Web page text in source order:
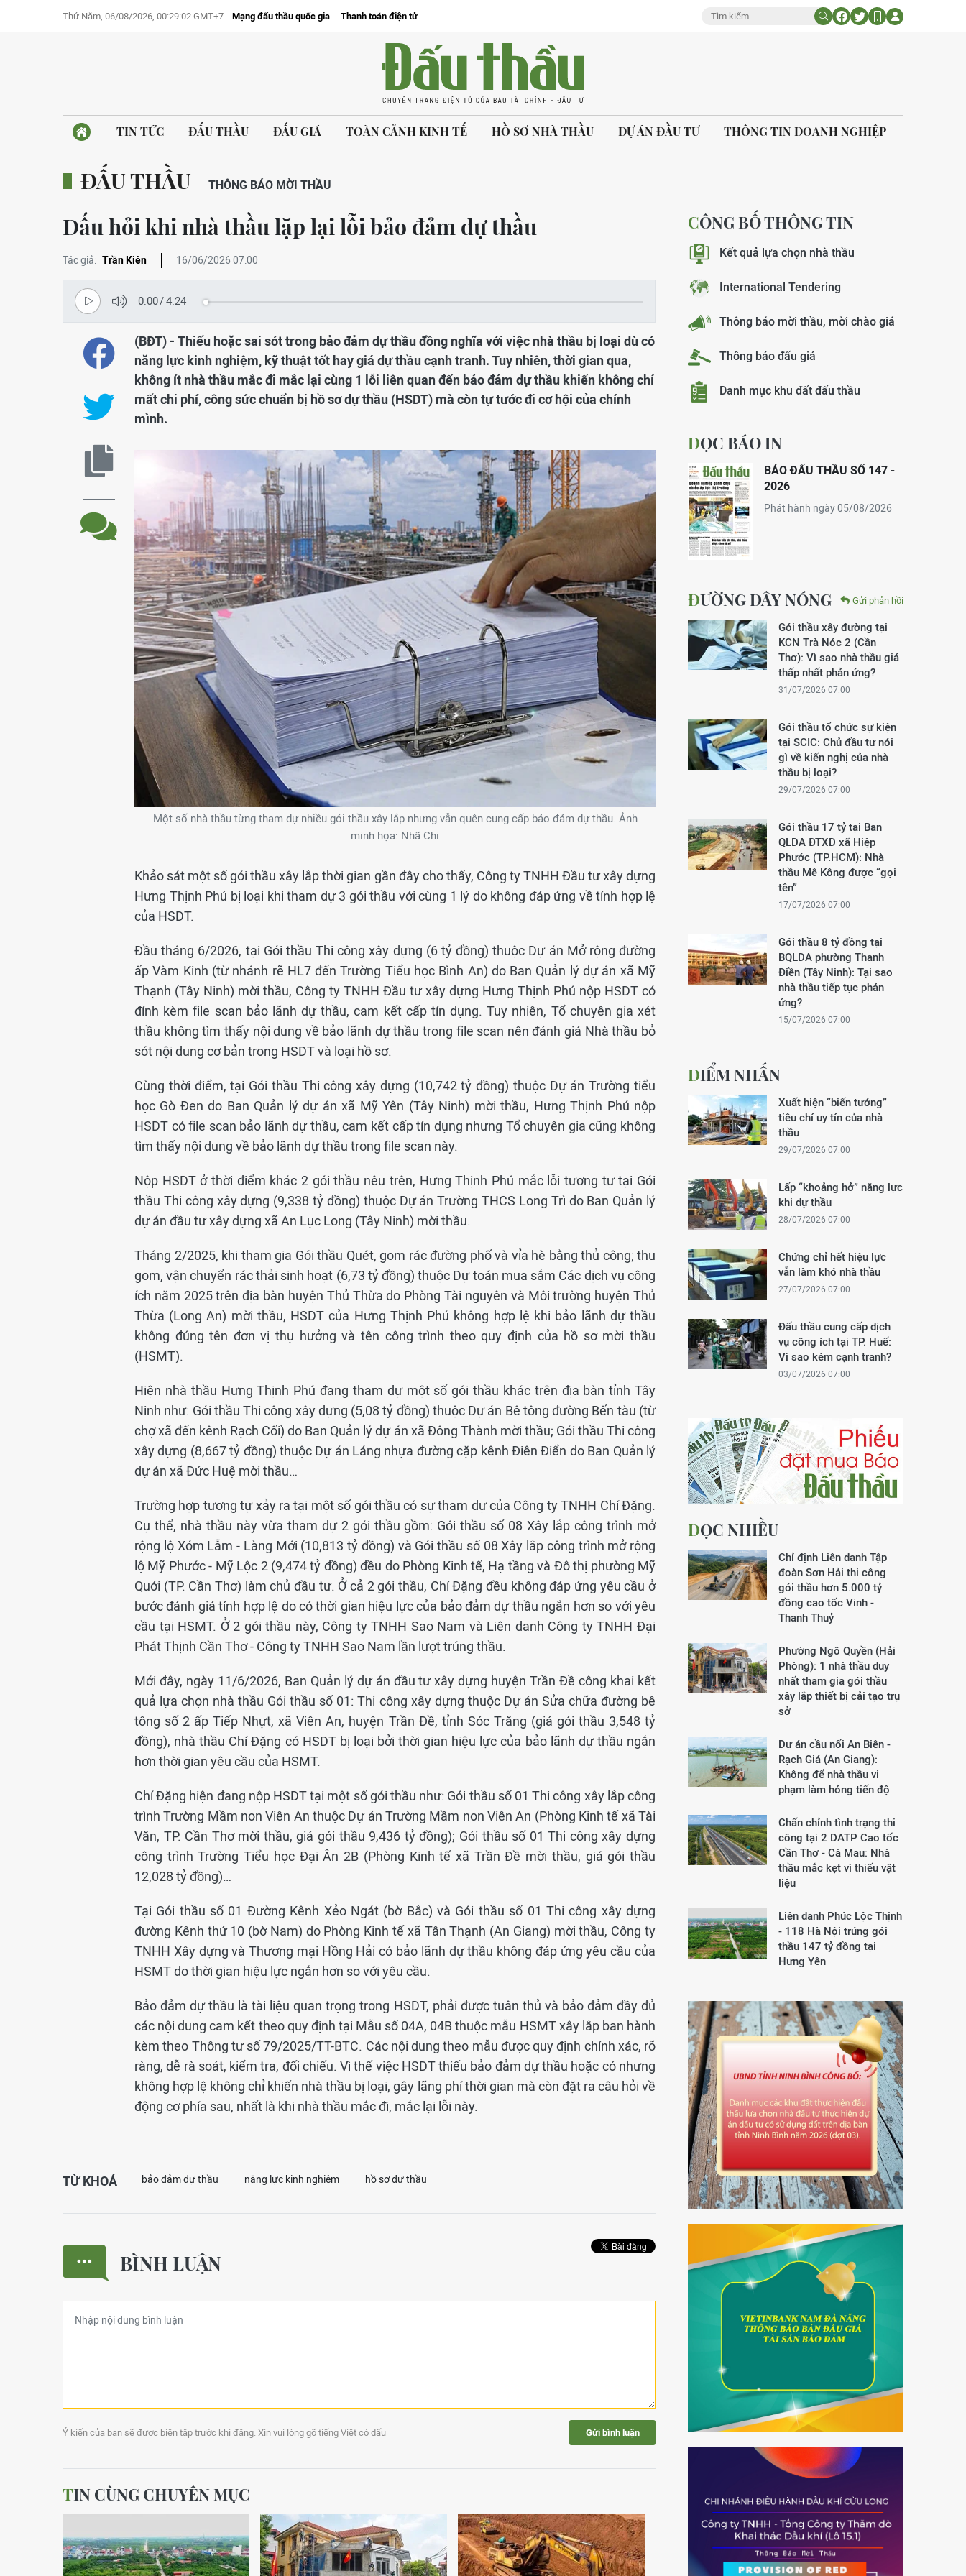
Thứ Năm, 06/08/2026, 00:29:02 GMT+7 Mạng đấu thầu quốc gia Thanh toán điện tử
TIN TỨC ĐẤU THẦU ĐẤU GIÁ TOÀN CẢNH KINH TẾ HỒ SƠ NHÀ THẦU DỰ ÁN ĐẦU TƯ THÔNG TIN DOANH NGHIỆP
ĐẤU THẦU THÔNG BÁO MỜI THẦU
Dấu hỏi khi nhà thầu lặp lại lỗi bảo đảm dự thầu
Tác giả: Trần Kiên 16/06/2026 07:00
0:00/4:24
(BĐT) - Thiếu hoặc sai sót trong bảo đảm dự thầu đồng nghĩa với việc nhà thầu bị loại dù có
năng lực kinh nghiệm, kỹ thuật tốt hay giá dự thầu cạnh tranh. Tuy nhiên, thời gian qua,
không ít nhà thầu mắc đi mắc lại cùng 1 lỗi liên quan đến bảo đảm dự thầu khiến không chỉ
mất chi phí, công sức chuẩn bị hồ sơ dự thầu (HSDT) mà còn tự tước đi cơ hội của chính
mình.
Một số nhà thầu từng tham dự nhiều gói thầu xây lắp nhưng vẫn quên cung cấp bảo đảm dự thầu. Ảnh
minh họa: Nhã Chi
Khảo sát một số gói thầu xây lắp thời gian gần đây cho thấy, Công ty TNHH Đầu tư xây dựng
Hưng Thịnh Phú bị loại khi tham dự 3 gói thầu với cùng 1 lý do không đáp ứng về tính hợp lệ
của HSDT.
Đầu tháng 6/2026, tại Gói thầu Thi công xây dựng (6 tỷ đồng) thuộc Dự án Mở rộng đường
ấp Vàm Kinh (từ nhánh rẽ HL7 đến Trường Tiểu học Bình An) do Ban Quản lý dự án xã Mỹ
Thạnh (Tây Ninh) mời thầu, Công ty TNHH Đầu tư xây dựng Hưng Thịnh Phú nộp HSDT có
đính kèm file scan bảo lãnh dự thầu, cam kết cấp tín dụng. Tuy nhiên, Tổ chuyên gia xét
thầu không tìm thấy nội dung về bảo lãnh dự thầu trong file scan nên đánh giá Nhà thầu bỏ
sót nội dung cơ bản trong HSDT và loại hồ sơ.
Cùng thời điểm, tại Gói thầu Thi công xây dựng (10,742 tỷ đồng) thuộc Dự án Trường tiểu
học Gò Đen do Ban Quản lý dự án xã Mỹ Yên (Tây Ninh) mời thầu, Hưng Thịnh Phú nộp
HSDT có file scan bảo lãnh dự thầu, cam kết cấp tín dụng nhưng Tổ chuyên gia cũng không
tìm thấy nội dung về bảo lãnh dự thầu trong file scan này.
Nộp HSDT ở thời điểm khác 2 gói thầu nêu trên, Hưng Thịnh Phú mắc lỗi tương tự tại Gói
thầu Thi công xây dựng (9,338 tỷ đồng) thuộc Dự án Trường THCS Long Trì do Ban Quản lý
dự án đầu tư xây dựng xã An Lục Long (Tây Ninh) mời thầu.
Tháng 2/2025, khi tham gia Gói thầu Quét, gom rác đường phố và vỉa hè bằng thủ công; thu
gom, vận chuyển rác thải sinh hoạt (6,73 tỷ đồng) thuộc Dự toán mua sắm Các dịch vụ công
ích năm 2025 trên địa bàn huyện Thủ Thừa do Phòng Tài nguyên và Môi trường huyện Thủ
Thừa (Long An) mời thầu, HSDT của Hưng Thịnh Phú không hợp lệ khi bảo lãnh dự thầu
không đúng tên đơn vị thụ hưởng và tên công trình theo quy định của hồ sơ mời thầu
(HSMT).
Hiện nhà thầu Hưng Thịnh Phú đang tham dự một số gói thầu khác trên địa bàn tỉnh Tây
Ninh như: Gói thầu Thi công xây dựng (5,08 tỷ đồng) thuộc Dự án Bê tông đường Bến tàu (từ
chợ xã đến kênh Rạch Cối) do Ban Quản lý dự án xã Đông Thành mời thầu; Gói thầu Thi công
xây dựng (8,667 tỷ đồng) thuộc Dự án Láng nhựa đường cặp kênh Điên Điển do Ban Quản lý
dự án xã Đức Huệ mời thầu…
Trường hợp tương tự xảy ra tại một số gói thầu có sự tham dự của Công ty TNHH Chí Đặng.
Cụ thể, nhà thầu này vừa tham dự 2 gói thầu gồm: Gói thầu số 08 Xây lắp công trình mở
rộng lộ Xóm Lẫm - Làng Mới (10,813 tỷ đồng) và Gói thầu số 08 Xây lắp công trình mở rộng
lộ Mỹ Phước - Mỹ Lộc 2 (9,474 tỷ đồng) đều do Phòng Kinh tế, Hạ tầng và Đô thị phường Mỹ
Quới (TP. Cần Thơ) làm chủ đầu tư. Ở cả 2 gói thầu, Chí Đặng đều không đáp ứng yêu cầu ở
bước đánh giá tính hợp lệ do có thời gian hiệu lực của bảo đảm dự thầu ngắn hơn so với yêu
cầu tại HSMT. Ở 2 gói thầu này, Công ty TNHH Sao Nam và Liên danh Công ty TNHH Đại
Phát Thịnh Cần Thơ - Công ty TNHH Sao Nam lần lượt trúng thầu.
Mới đây, ngày 11/6/2026, Ban Quản lý dự án đầu tư xây dựng huyện Trần Đề công khai kết
quả lựa chọn nhà thầu Gói thầu số 01: Thi công xây dựng thuộc Dự án Sửa chữa đường bê
tông số 2 ấp Tiếp Nhựt, xã Viên An, huyện Trần Đề, tỉnh Sóc Trăng (giá gói thầu 3,548 tỷ
đồng), nhà thầu Chí Đặng có HSDT bị loại bởi thời gian hiệu lực của bảo lãnh dự thầu ngắn
hơn thời gian yêu cầu của HSMT.
Chí Đặng hiện đang nộp HSDT tại một số gói thầu như: Gói thầu số 01 Thi công xây lắp công
trình Trường Mầm non Viên An thuộc Dự án Trường Mầm non Viên An (Phòng Kinh tế xã Tài
Văn, TP. Cần Thơ mời thầu, giá gói thầu 9,436 tỷ đồng); Gói thầu số 01 Thi công xây dựng
công trình Trường Tiểu học Đại Ân 2B (Phòng Kinh tế xã Trần Đề mời thầu, giá gói thầu
12,028 tỷ đồng)…
Tại Gói thầu số 01 Đường Kênh Xẻo Ngát (bờ Bắc) và Gói thầu số 01 Thi công xây dựng
đường Kênh thứ 10 (bờ Nam) do Phòng Kinh tế xã Tân Thạnh (An Giang) mời thầu, Công ty
TNHH Xây dựng và Thương mại Hồng Hải có bảo lãnh dự thầu không đáp ứng yêu cầu của
HSMT do thời gian hiệu lực ngắn hơn so với yêu cầu.
Bảo đảm dự thầu là tài liệu quan trọng trong HSDT, phải được tuân thủ và bảo đảm đầy đủ
các nội dung cam kết theo quy định tại Mẫu số 04A, 04B thuộc mẫu HSMT xây lắp ban hành
kèm theo Thông tư số 79/2025/TT-BTC. Các nội dung theo mẫu được quy định chính xác, rõ
ràng, dễ rà soát, kiểm tra, đối chiếu. Vì thế việc HSDT thiếu bảo đảm dự thầu hoặc có nhưng
không hợp lệ không chỉ khiến nhà thầu bị loại, gây lãng phí thời gian mà còn đặt ra câu hỏi về
động cơ phía sau, nhất là khi nhà thầu mắc đi, mắc lại lỗi này.
TỪ KHOÁ bảo đảm dự thầu năng lực kinh nghiệm hồ sơ dự thầu
BÌNH LUẬN
Ý kiến của bạn sẽ được biên tập trước khi đăng. Xin vui lòng gõ tiếng Việt có dấu Gửi bình luận
TIN CÙNG CHUYÊN MỤC
CÔNG BỐ THÔNG TIN
Kết quả lựa chọn nhà thầu
International Tendering
Thông báo mời thầu, mời chào giá
Thông báo đấu giá
Danh mục khu đất đấu thầu
ĐỌC BÁO IN
BÁO ĐẤU THẦU SỐ 147 -
2026
Phát hành ngày 05/08/2026
ĐƯỜNG DÂY NÓNG Gửi phản hồi
Gói thầu xây đường tại
KCN Trà Nóc 2 (Cần
Thơ): Vì sao nhà thầu giá
thấp nhất phản ứng?
31/07/2026 07:00
Gói thầu tổ chức sự kiện
tại SCIC: Chủ đầu tư nói
gì về kiến nghị của nhà
thầu bị loại?
29/07/2026 07:00
Gói thầu 17 tỷ tại Ban
QLDA ĐTXD xã Hiệp
Phước (TP.HCM): Nhà
thầu Mê Kông được “gọi
tên”
17/07/2026 07:00
Gói thầu 8 tỷ đồng tại
BQLDA phường Thanh
Điền (Tây Ninh): Tại sao
nhà thầu tiếp tục phản
ứng?
15/07/2026 07:00
ĐIỂM NHẤN
Xuất hiện “biến tướng”
tiêu chí uy tín của nhà
thầu
29/07/2026 07:00
Lấp “khoảng hở” năng lực
khi dự thầu
28/07/2026 07:00
Chứng chỉ hết hiệu lực
vẫn làm khó nhà thầu
27/07/2026 07:00
Đấu thầu cung cấp dịch
vụ công ích tại TP. Huế:
Vì sao kém cạnh tranh?
03/07/2026 07:00
ĐỌC NHIỀU
Chỉ định Liên danh Tập
đoàn Sơn Hải thi công
gói thầu hơn 5.000 tỷ
đồng cao tốc Vinh -
Thanh Thuỷ
Phường Ngô Quyền (Hải
Phòng): 1 nhà thầu duy
nhất tham gia gói thầu
xây lắp thiết bị cải tạo trụ
sở
Dự án cầu nối An Biên -
Rạch Giá (An Giang):
Không để nhà thầu vi
phạm làm hỏng tiến độ
Chấn chỉnh tình trạng thi
công tại 2 DATP Cao tốc
Cần Thơ - Cà Mau: Nhà
thầu mắc kẹt vì thiếu vật
liệu
Liên danh Phúc Lộc Thịnh
- 118 Hà Nội trúng gói
thầu 147 tỷ đồng tại
Hưng Yên